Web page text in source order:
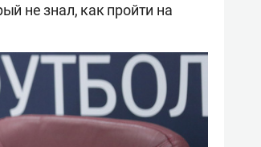
не знал, как пройти на